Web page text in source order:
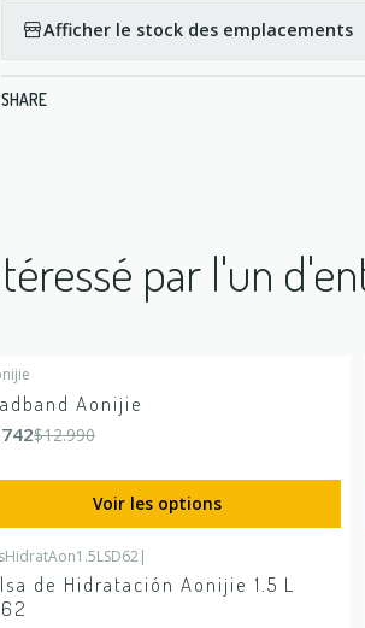
Afficher le stock des emplacements
SHARE
par l'un
-25%
Aonijie
$12.990
Voir les options
DÉSACTIVÉ
rupture de stock
|
de Hidratación Aonijie 1.5 L